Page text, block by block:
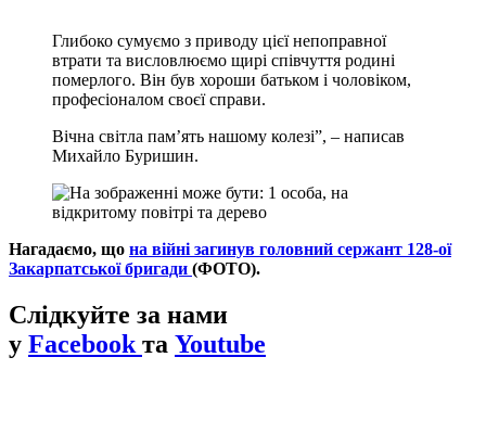
Глибоко сумуємо з приводу цієї непоправної
втрати та висловлюємо щирі співчуття родині
померлого. Він був хороши батьком і чоловіком,
професіоналом своєї справи.
Вічна світла пам’ять нашому колезі”, – написав
Михайло Буришин.
Нагадаємо, що на війні загинув головний сержант 128-ої
Закарпатської бригади (ФОТО).
Слідкуйте за нами
у Facebook та Youtube